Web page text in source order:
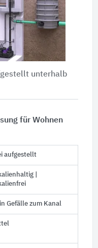
unterhalb
für Wohnen
aufgestellt
|
Gefälle zum Kanal